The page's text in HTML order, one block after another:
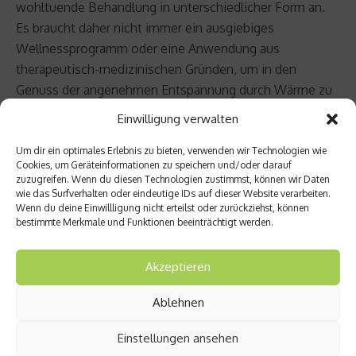
Einwilligung verwalten
Um dir ein optimales Erlebnis zu bieten, verwenden wir Technologien wie
Cookies, um Geräteinformationen zu speichern und/oder darauf
zuzugreifen. Wenn du diesen Technologien zustimmst, können wir Daten
wie das Surfverhalten oder eindeutige IDs auf dieser Website verarbeiten.
Wenn du deine Einwillligung nicht erteilst oder zurückziehst, können
bestimmte Merkmale und Funktionen beeinträchtigt werden.
Akzeptieren
Ablehnen
Einstellungen ansehen
wohltuende Behandlung in unterschiedlicher Form an.
Es braucht daher nicht immer ein ausgiebiges
Wellnessprogramm oder eine Anwendung aus
therapeutisch-medizinischen Gründen, um in den
Genuss der angenehmen Entspannung durch Wärme zu
kommen. Fango trägt zu einem spürbaren Wohlbefinden
bei und kann in wiederholter Form angewendet werden.
Beitrag teilen
vierte
Fehlge
ist auf Syndro